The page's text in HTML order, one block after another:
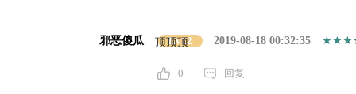
邪恶傻瓜 Lv12 2019-08-18 00:32:35
顶顶顶
0 回复